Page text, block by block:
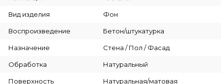
Вид изделия Фон
Воспроизведение Бетон/штукатурка
Назначение Стена / Пол / Фасад
Обработка Натуральный
Поверхность Натуральная/матовая